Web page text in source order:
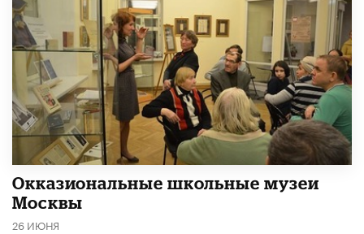
​Окказиональные школьные музеи
Москвы
26 ИЮНЯ